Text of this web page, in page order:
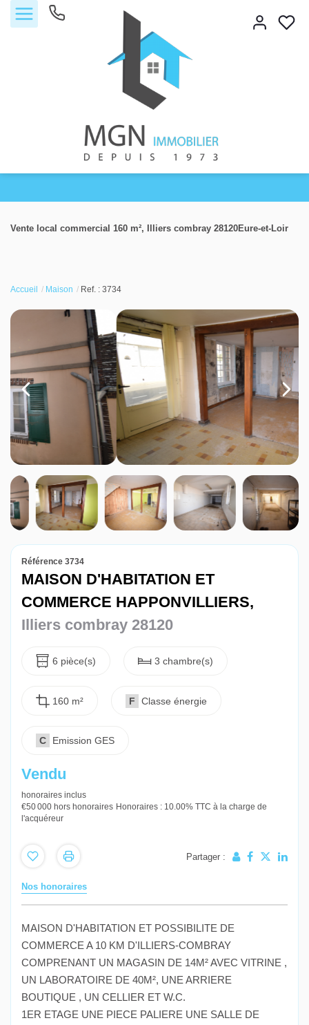
Vendre
Louer
Nos agences
Contact
Vente local commercial 160 m², Illiers combray 28120Eure-et-Loir
Accueil Maison Ref. : 3734
Référence 3734
MAISON D'HABITATION ET
COMMERCE HAPPONVILLIERS,
Illiers combray 28120
6 pièce(s) 3 chambre(s)
160 m² F Classe énergie
C Emission GES
Vendu
honoraires inclus
€50 000 hors honoraires Honoraires : 10.00% TTC à la charge de
l'acquéreur
Partager :
Nos honoraires
MAISON D'HABITATION ET POSSIBILITE DE
COMMERCE A 10 KM D'ILLIERS-COMBRAY
COMPRENANT UN MAGASIN DE 14M² AVEC VITRINE ,
UN LABORATOIRE DE 40M², UNE ARRIERE
BOUTIQUE , UN CELLIER ET W.C.
1ER ETAGE UNE PIECE PALIERE UNE SALLE DE